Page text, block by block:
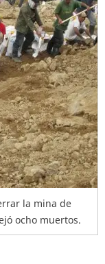
la mina de
ocho muertos.